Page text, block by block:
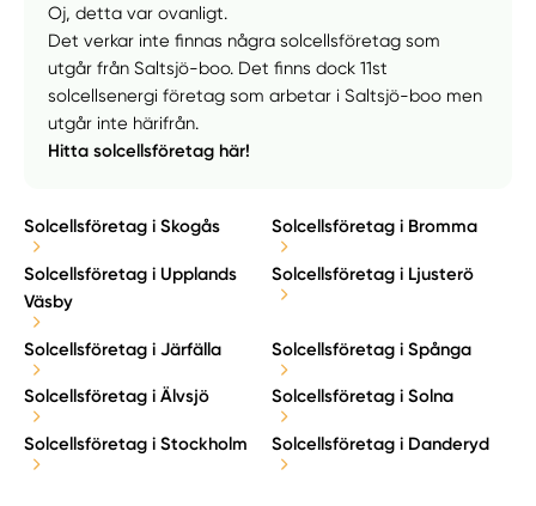
Oj, detta var ovanligt.
Det verkar inte finnas några solcellsföretag som
utgår från Saltsjö-boo. Det finns dock 11st
solcellsenergi företag som arbetar i Saltsjö-boo men
utgår inte härifrån.
Hitta solcellsföretag här!
Solcellsföretag i Skogås Solcellsföretag i Bromma
Solcellsföretag i Upplands
Väsby
Solcellsföretag i Ljusterö
Solcellsföretag i Järfälla Solcellsföretag i Spånga
Solcellsföretag i Älvsjö Solcellsföretag i Solna
Solcellsföretag i Stockholm Solcellsföretag i Danderyd